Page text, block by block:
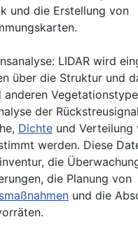
und die Erstellung von
LIDAR wird
über die Struktur und
anderen
der
Dichte und Verteilung
werden. Diese
die
die Planung von
und die